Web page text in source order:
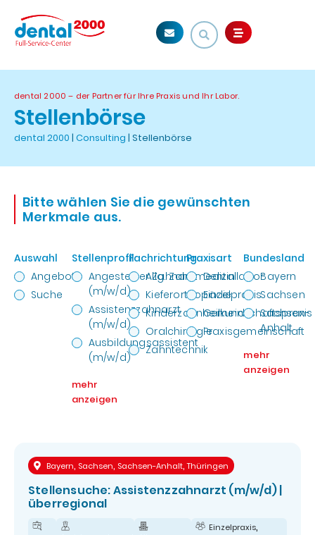
dental 2000 – der Partner für Ihre Praxis und Ihr Labor.
Stellenbörse
dental 2000 | Consulting | Stellenbörse
Bitte wählen Sie die gewünschten
Merkmale aus.
Auswahl
Angebot
Suche
Stellenprofil
Angestellter Zahnarzt
(m/w/d)
Assistenzzahnarzt
(m/w/d)
Ausbildungsassistent
(m/w/d)
mehr
anzeigen
Fachrichtung
Allg. Zahnmedizin
Kieferorthopädie
Kinderzahnheilkunde
Oralchirurgie
Zahntechnik
Praxisart
Dentallabor
Einzelpraxis
Gemeinschaftspraxis
Praxisgemeinschaft
Bundesland
Bayern
Sachsen
Sachsen-
Anhalt
mehr
anzeigen
Bayern, Sachsen, Sachsen-Anhalt, Thüringen
Stellensuche: Assistenzzahnarzt (m/w/d) |
überregional
Einzelpraxis,